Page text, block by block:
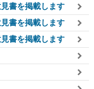
書を掲載します
書を掲載します
書を掲載します